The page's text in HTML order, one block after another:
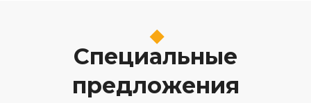
Специальные
предложения